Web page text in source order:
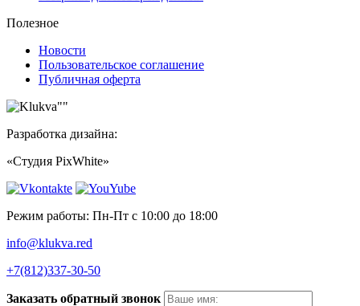
Полезное
Новости
Пользовательское соглашение
Публичная оферта
Разработка дизайна:
«Студия PixWhite»
Режим работы: Пн-Пт с 10:00 до 18:00
info@klukva.red
+7(812)337‑30-50
Заказать обратный звонок